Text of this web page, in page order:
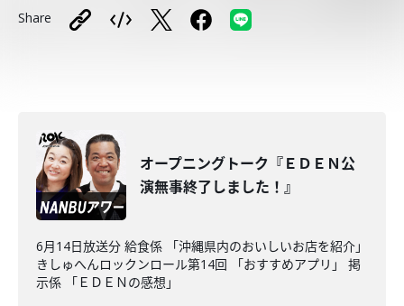
Share
オープニングトーク『ＥＤＥＮ公
演無事終了しました！』
6月14日放送分 給食係 「沖縄県内のおいしいお店を紹介」
きしゅへんロックンロール第14回 「おすすめアプリ」 掲
示係 「ＥＤＥＮの感想」